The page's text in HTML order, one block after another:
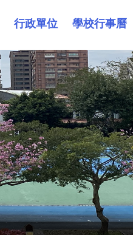
行政單位 學校行事曆